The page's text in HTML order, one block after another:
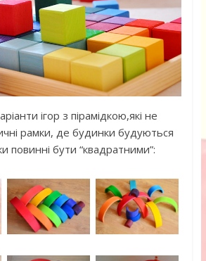
ігор з пірамідкою,які не
рамки, де будинки будуються
повинні бути “квадратними”: